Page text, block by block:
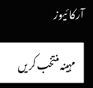
آرکائیوز